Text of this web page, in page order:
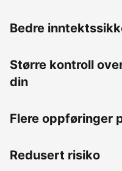
Bedre
Større kontroll
din
Flere oppføringer
Redusert risiko